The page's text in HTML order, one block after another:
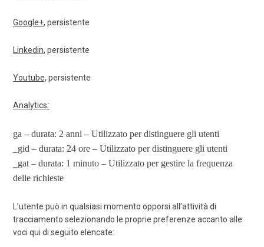
Google+, persistente
Linkedin, persistente
Youtube, persistente
Analytics:
ga – durata: 2 anni – Utilizzato per distinguere gli utenti
_gid – durata: 24 ore – Utilizzato per distinguere gli utenti
_gat – durata: 1 minuto – Utilizzato per gestire la frequenza
delle richieste
L’utente può in qualsiasi momento opporsi all’attività di
tracciamento selezionando le proprie preferenze accanto alle
voci qui di seguito elencate: